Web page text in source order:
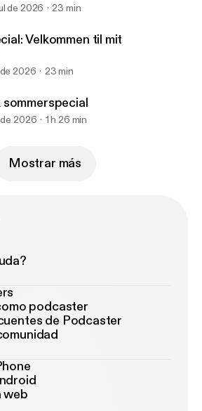
de 2026 23 min
Velkommen til mit
2026 23 min
de 2026 1 h 26 min
Mostrar más
podcaster
de Podcaster
web